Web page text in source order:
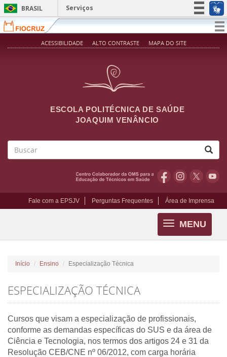
Pular para o conteúdo principal
BRASIL
Serviços
Simplifique!
Participe
ACESSIBILIDADE ALTO CONTRASTE MAPA DO SITE
ESCOLA POLITÉCNICA DE SAÚDE
JOAQUIM VENÂNCIO
Fale com a EPSJV Perguntas Frequentes Área de Imprensa
MENU
Toggle
navigation
Início Ensino Especialização Técnica
ESPECIALIZAÇÃO TÉCNICA
Cursos que visam a especialização de profissionais,
conforme as demandas específicas do SUS e da área de
Ciência e Tecnologia, nos termos dos artigos 24 e 31 da
Resolução CEB/CNE nº 06/2012, com carga horária